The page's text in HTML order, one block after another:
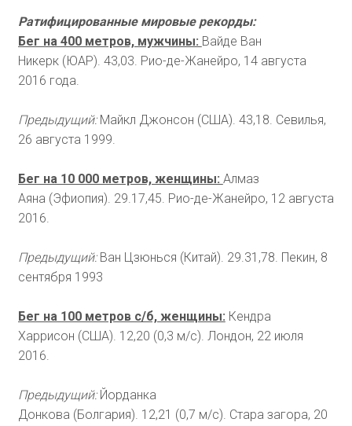
Ратифицированные мировые рекорды:
Бег на 400 метров, мужчины: Вайде Ван
Никерк (ЮАР). 43,03. Рио-де-Жанейро, 14 августа
2016 года.
Предыдущий: Майкл Джонсон (США). 43,18. Севилья,
26 августа 1999.
Бег на 10 000 метров, женщины: Алмаз
Аяна (Эфиопия). 29.17,45. Рио-де-Жанейро, 12 августа
2016.
Предыдущий:Ван Цзюнься (Китай). 29.31,78. Пекин, 8
сентября 1993
Бег на 100 метров с/б, женщины: Кендра
Харрисон (США). 12,20 (0,3 м/с). Лондон, 22 июля
2016.
Предыдущий:Йорданка
Донкова (Болгария). 12,21 (0,7 м/с). Стара загора, 20